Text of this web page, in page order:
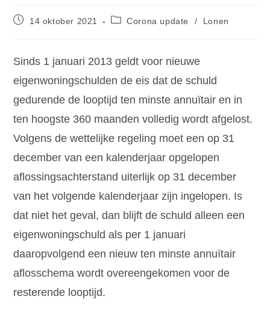
14 oktober 2021 Corona update / Lonen
Sinds 1 januari 2013 geldt voor nieuwe
eigenwoningschulden de eis dat de schuld
gedurende de looptijd ten minste annuïtair en in
ten hoogste 360 maanden volledig wordt afgelost.
Volgens de wettelijke regeling moet een op 31
december van een kalenderjaar opgelopen
aflossingsachterstand uiterlijk op 31 december
van het volgende kalenderjaar zijn ingelopen. Is
dat niet het geval, dan blijft de schuld alleen een
eigenwoningschuld als per 1 januari
daaropvolgend een nieuw ten minste annuïtair
aflosschema wordt overeengekomen voor de
resterende looptijd.